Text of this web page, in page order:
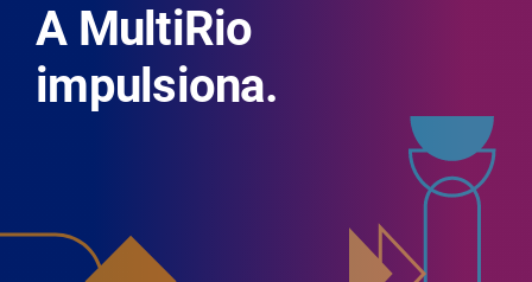
A MultiRio
impulsiona.